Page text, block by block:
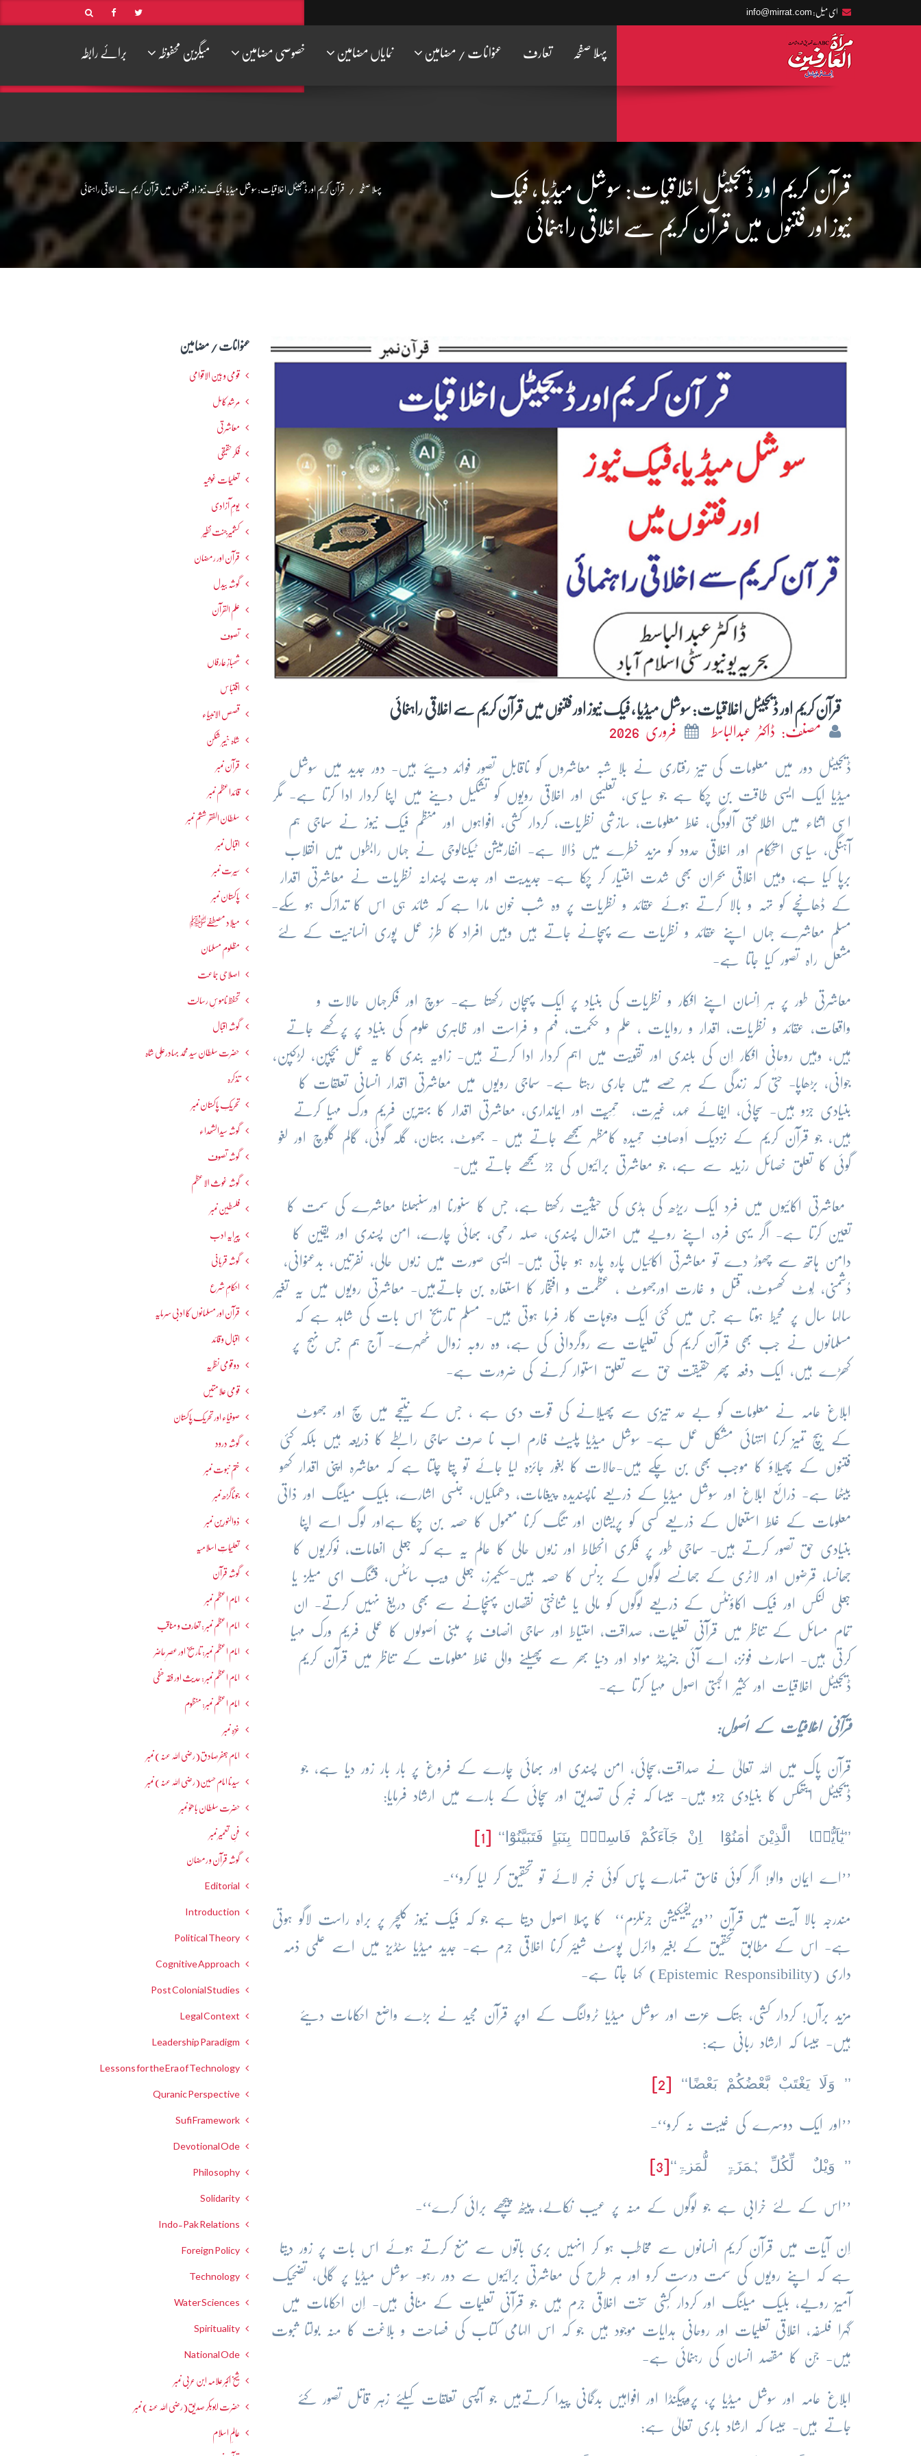
ای میل: info@mirrat.com
پہلا صفحہ تعارف عنوانات / مضامین نمایاں مضامین خصوصی مضامین میگزین محفوظہ برائے رابطہ
قرآن کریم اور ڈیجیٹل اخلاقیات: سوشل میڈیا ، فیک
نیوز اور فتنوں میں قرآن کریم سے اخلاقی راہنمائی
پہلا صفحہ قرآن کریم اور ڈیجیٹل اخلاقیات: سوشل میڈیا ، فیک نیوز اور فتنوں میں قرآن کریم سے اخلاقی راہنمائی
قرآن کریم اور ڈیجیٹل اخلاقیات: سوشل میڈیا ، فیک نیوز اور فتنوں میں قرآن کریم سے اخلاقی راہنمائی
مصنف: ڈاکٹر عبدالباسط فروری 2026
ڈیجیٹل دور میں معلومات کی تیز رفتاری نے بلا شبہ معاشروں کو ناقابل تصور فوائد دیئے ہیں- دور جدید میں سوشل
میڈیا ایک ایسی طاقت بن چکا ہے جو سیاسی، تعلیمی اور اخلاقی رویوں کو تشکیل دینے میں اپنا کردار ادا کرتا ہے- مگر
اسی اثناء میں اطلاعتی آلودگی، غلط معلومات، سازشی نظریات، کردار کشی، افواہوں اور منظم فیک نیوز نے سماجی ہم
آہنگی، سیاسی استحکام اور اخلاقی حدود کو مزید خطرے میں ڈالا ہے- انفارمیشن ٹیکنالوجی نے جہاں رابطوں میں انقلاب
برپا کیا ہے، وہیں اخلاقی بحران بھی شدت اختیار کر چکا ہے- جدیدیت اور جدت پسندانہ نظریات نے معاشرتی اقدار
کے ڈھانچے کو تہہ و بالا کرتے ہوئے عقائد و نظریات پر وہ شب خون مارا ہے کہ شائد ہی اس کا تدارُک ہو سکے-
مسلم معاشرے جہاں اپنے عقائد و نظریات سے پہچانے جاتے ہیں وہیں افراد کا طرز عمل پوری انسانیت کے لئے
مشعل راہ تصور کیا جاتا ہے-
معاشرتی طور پر ہر اِنسان اپنے افکار و نظریات کی بنیاد پر ایک پہچان رکھتا ہے- سوچ اور فکرجہاں حالات و
واقعات، عقائد و نظریات، اقدار و روایات ، علم و حکمت، فہم و فراست اور ظاہری علوم کی بنیاد پر پَرکھے جاتے
ہیں، وہیں روحانی افکار اِن کی بلندی اور تقویت میں اہم کردار ادا کرتے ہیں- زاویہ بندی کا یہ عمل بچپن، لڑکپن،
جوانی، بڑھاپا- حتٰی کہ زندگی کے ہر حصے میں جاری رہتا ہے- سماجی رویوں میں معاشرتی اقدار انسانی تعلقات کا
بنیادی جزو ہیں- سچائی، ایفائے عہد، غیرت، حَمِیَّت اور ایمانداری، معاشرتی اقدار کا بہترین فریم ورک مہیا کرتے
ہیں، جو قرآن کریم کے نزدیک اَوصافِ حَمیدہ کامظہر سمجھے جاتے ہیں - جھوٹ، بہتان، گلہ گوئی، گالم گلوچ اور لغو
گوئی کا تعلق خصائل رزیلہ سے ہے، جو معاشرتی برائیوں کی جڑ سمجھے جاتے ہیں-
معاشرتی اکائیوں میں فرد ایک ریڑھ کی ہڈی کی حیثیت رکھتا ہے، جس کا سنورنا اورسنبھلنا معاشرے کی سمت کا
تعین کرتا ہے- اگر یہی فرد، اپنے رویے میں اعتدال پسندی، صلہ رحمی، بھائی چارے، امن پسندی اور یقین کا
دامن ہاتھ سے چھوڑ دے تو معاشرتی اکائیاں پارہ پارہ ہو جاتی ہیں- ایسی صورت میں زبوں حالی، نفرتیں، بدعنوانی،
دُشمنی، لُوٹ کھسوٹ، قتل و غارت اورجھوٹ ، عظمت و افتخار کا استعارہ بن جاتےہیں- معاشرتی رویوں میں یہ تغیر
سالہا سال پر محیط ہوتا ہے جس میں کئی ایک وجوہات کار فرما ہوتی ہیں- مسلم تاریخ اس بات کی شاہد ہے کہ
مسلمانوں نے جب بھی قرآن کریم کی تعلیمات سے روگردانی کی ہے، وہ روبہ زوال ٹھہرے- آج ہم جس نہج پر
کھڑے ہیں، ایک دفعہ پھر حقیقت حق سے تعلق استوار کرنے کی ضرورت ہے-
ابلاغ عامہ نے معلومات کو بے حد تیزی سے پھیلانے کی قوت دی ہے ، جس کے نتیجے میں سچ اور جھوٹ
کے بیچ تمیز کرنا انتہائی مشکل عمل ہے- سوشل میڈیا پلیٹ فارم اب نا صرف سماجی رابطے کا ذریعہ ہیں بلکہ کئی
فتنوں کے پھیلاؤ کا موجب بھی بن چکے ہیں-حالات کا بغور جائزہ لیا جائے تو پتا چلتا ہے کہ معاشرہ اپنی اقدار کھو
بیٹھا ہے- ذرائع ابلاغ اور سوشل میڈیا کے ذریعے ناپسندیدہ پیغامات، دھمکیاں، جنسی اشارے، بلیک میلنگ اور ذاتی
معلومات کے غلط استعمال کے ذریعے کسی کو پریشان اور تنگ کرنا معمول کا حصہ بن چکا ہےاور لوگ اسے اپنا
بنیادی حق تصور کرتے ہیں- سماجی طور پر فکری انحطاط اور زبوں حالی کا عالم یہ ہے کہ جعلی انعامات، نوکریوں کا
جھانسا، قرضوں اور لاٹری کے جھانسے لوگوں کے بزنس کا حصہ ہیں-سکیمرز، جعلی ویب سائٹس، فشنگ ای میلز یا
جعلی لنکس اور فیک اکاؤنٹس کے ذریعے لوگوں کو مالی یا شناختی نقصان پہنچانے سے بھی دریغ نہیں کرتے- ان
تمام مسائل کے تناظر میں قرآنی تعلیمات، صداقت، احتیاط اور سماجی انصاف پر مبنی اُصولوں کا عملی فریم ورک مہیا
کرتی ہیں- اسمارٹ فونز، اے آئی جنریٹڈ مواد اور دنیا بھر سے پھیلنے والی غلط معلومات کے تناظر میں قرآن کریم
ڈیجیٹل اخلاقیات اور کثیر الجہتی اصول مہیا کرتا ہے-
قرآنی اخلاقیات کے اُصول:
قرآن پاک میں اللہ تعالیٰ نے صداقت،سچائی، امن پسندی اور بھائی چارے کے فروغ پر بار بار زور دیا ہے، جو
ڈیجیٹل ایتھکس کا بنیادی جزو ہیں- جیسا کہ خبر کی تصدیق اور سچائی کے بارے میں ارشاد فرمایا:
’’یٰٓاَیُّہَا الَّذِیْنَ اٰمَنُوْٓا اِنْ جَآءَکُمْ فَاسِقٌۢ بِنَبَاٍ فَتَبَیَّنُوْٓا‘‘
’’اے ایمان والو! اگر کوئی فاسق تمہارے پاس کوئی خبر لائے تو تحقیق کر لیا کرو‘‘-
مندرجہ بالا آیت میں قرآن ’’ویریفیکیشن جرنلزم‘‘ کا پہلا اصول دیتا ہے جو کہ فیک نیوز کلچر پر براہ راست لاگو ہوتی
ہے- اس کے مطابق تحقیق کے بغیر وائرل پوسٹ شیئر کرنا اخلاقی جرم ہے- جدید میڈیا سٹڈیز میں اسے علمی ذمہ
داری (Epistemic Responsibility) کہا جاتا ہے-
مزید برآں! کردار کشی، ہتک عزت اور سوشل میڈیا ٹرولنگ کے اوپر قرآن مجید نے بڑے واضع احکامات دیئے
ہیں- جیسا کہ ارشاد ربانی ہے:
’’ وَلَا یَغْتَبْ بَّعْضُکُمْ بَعْضًا‘‘
’’اور ایک دوسرے کی غیبت نہ کرو‘‘-
’’ وَیْلٌ لِّکُلِّ ہُمَزَۃٍ لُّمَزۃِ‘‘
’’اس کے لئے خرابی ہے جو لوگوں کے منہ پر عیب نکالے، پیٹھ پیچھے برائی کرے‘‘-
اِن آیات میں قرآن کریم انسانوں سے مخاطب ہو کر انہیں بری باتوں سے منع کرتے ہوئے اس بات پر زور دیتا
ہے کہ اپنے رویوں کی سمت درست کرو اور ہر طرح کی معاشرتی برائیوں سے دور رہو- سوشل میڈیا پر گالی، تضحیک
آمیز رویے، بلیک میلنگ اور کردار کُشی سخت اخلاقی جرم ہیں جو قرآنی تعلیمات کے منافی ہیں- اِن احکامات میں
گہرا فلسفہ، اخلاقی تعلیمات اور روحانی ہدایات موجود ہیں جو کہ اس الہامی کتاب کی فصاحت و بلاغت کا منہ بولتا ثبوت
ہیں- جِن کا مقصد انسان کی رہنمائی ہے-
ابلاغ عامہ اور سوشل میڈیا پر، پروپیگنڈا اور افواہیں بدگمانی پیدا کرتےہیں جو آپسی تعلقات کیلئے زہر قاتل تصور کئے
جاتے ہیں- جیسا کہ ارشاد باری تعالیٰ ہے:
عنوانات / مضامین
قومی و بین الاقوامی
مرشدِ کامل
معاشرتی
فکرحقیقی
تعلیمات غوثیہ
یومِ آزادی
کشمیرجنت نظیر
قرآن اور رمضان
گوشہ بیدل
علم القرآن
تصوف
شھبازِ عارفاں
اقتباس
قصص الانبیاء
شاہ خیبر شکن
قرآن نمبر
قائداعظم نمبر
سلطان الفقر ششم نمبر
اقبال نمبر
سیرت نمبر
پاکستان نمبر
میلاد مصطفےٰﷺ
مظلوم مسلمان
اصلاحی جماعت
تحفظ ناموسِ رسالت
گوشہ اقبال
حضرت سلطان سید محمد بہادرعلی شاہ
تذکرہ
تحریکِ پاکستان نمبر
گوشہ سیدالشھداء
گوشہ تصوف
گوشہ غوث الاعظم
فلسطین نمبر
پیرایہ ادب
گوشہ قربانی
احکامِ شرع
قرآن اور مسلمانوں کا ادبی سرمایہ
اقبال و قائد
دو قومی نظریہ
قومی علامتیں
صوفیاء اور تحریک ِپاکستان
گوشہ درود
ختم نبوت نمبر
جوناگڑھ نمبر
ذوالنورین نمبر
تعلیماتِ اسلامیہ
گوشہ قرآن
امام اعظم نمبر
امام اعظم نمبر : تعارف و مناقب
امام اعظم نمبر: تاریخ اور عصرِ حاضر
امام اعظم نمبر : حدیث اور فقہ حنفی
امام اعظم نمبر: منظوم
غزہ نمبر
امام جعفرصادق(رضی اللہ عنہ) نمبر
سیدنا امام حسین(رضی اللہ عنہ) نمبر
حضرت سلطان باھوؒ نمبر
فنِ تعمیر نمبر
گوشہ قرآن و رمضان
Editorial
Introduction
Political Theory
Cognitive Approach
Post Colonial Studies
Legal Context
Leadership Paradigm
Lessons for the Era of Technology
Quranic Perspective
Sufi Framework
Devotional Ode
Philosophy
Solidarity
Indo-Pak Relations
Foreign Policy
Technology
Water Sciences
Spirituality
National Ode
شیخ اکبر علامہ ابن عربی نمبر
حضرت ابوبکر صدیق(رضی اللہ عنہ) نمبر
عالمِ اسلام